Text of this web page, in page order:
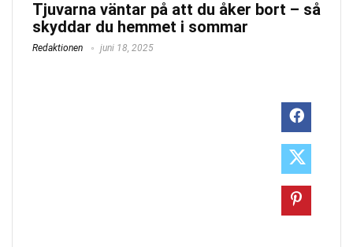
Tjuvarna väntar på att du åker bort – så
skyddar du hemmet i sommar
Redaktionen juni 18, 2025